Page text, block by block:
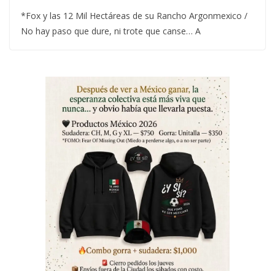
*Fox y las 12 Mil Hectáreas de su Rancho Argonmexico /
No hay paso que dure, ni trote que canse… A